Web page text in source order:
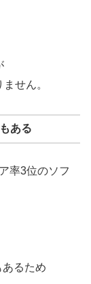
せん。
ある
率3位のソフ
るため